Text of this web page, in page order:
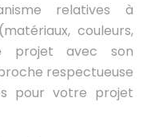
relatives à
couleurs,
projet avec son
respectueuse
pour votre projet